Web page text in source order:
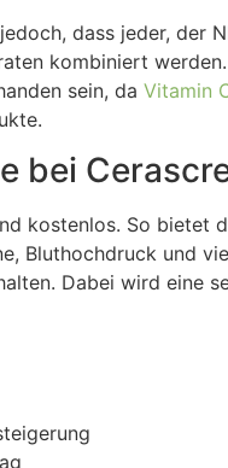
dass jeder, der
kombiniert werden.
sein, da Vitamin
bei
kostenlos. So bietet
Bluthochdruck und
Dabei wird eine